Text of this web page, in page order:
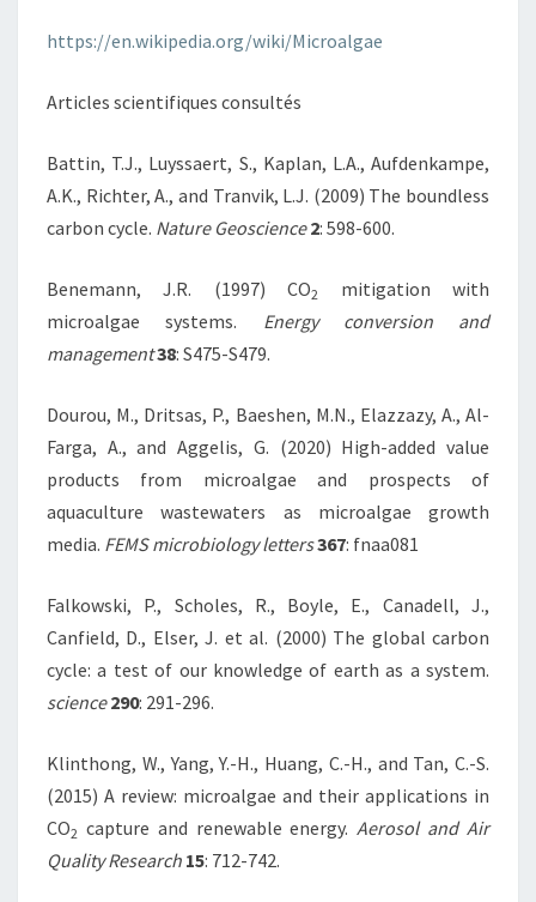
https://en.wikipedia.org/wiki/Microalgae
Articles scientifiques consultés
Battin, T.J., Luyssaert, S., Kaplan, L.A., Aufdenkampe,
A.K., Richter, A., and Tranvik, L.J. (2009) The boundless
carbon cycle. Nature Geoscience 2: 598-600.
Benemann, J.R. (1997) CO2
mitigation with
microalgae systems. Energy conversion and
management38: S475-S479.
Dourou, M., Dritsas, P., Baeshen, M.N., Elazzazy, A., Al-
Farga, A., and Aggelis, G. (2020) High-added value
products from microalgae and prospects of
aquaculture wastewaters as microalgae growth
media. FEMS microbiology letters367: fnaa081
Falkowski, P., Scholes, R., Boyle, E., Canadell, J.,
Canfield, D., Elser, J. et al. (2000) The global carbon
cycle: a test of our knowledge of earth as a system.
science 290: 291-296.
Klinthong, W., Yang, Y.-H., Huang, C.-H., and Tan, C.-S.
(2015) A review: microalgae and their applications in
CO2 capture and renewable energy.Aerosol and Air
Quality Research 15: 712-742.